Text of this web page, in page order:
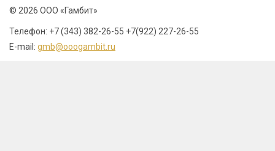
© 2026 ООО «Гамбит»
Телефон: +7 (343) 382-26-55 +7(922) 227-26-55
E-mail: gmb@ooogambit.ru